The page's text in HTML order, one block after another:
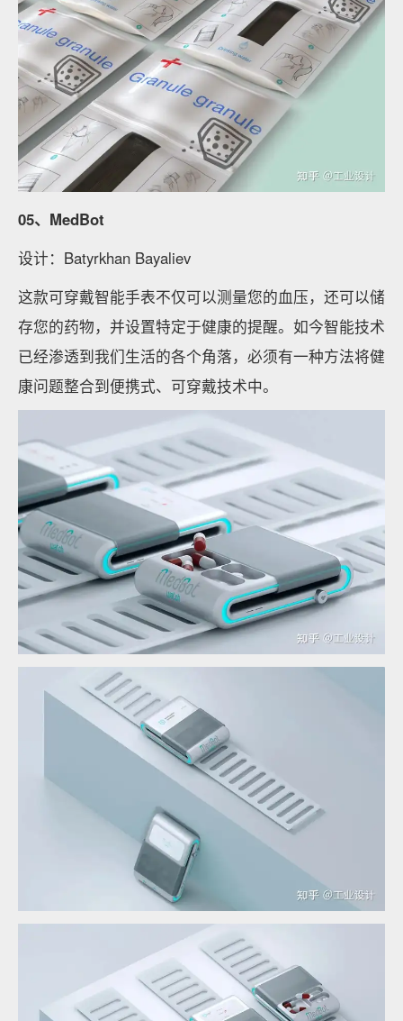
05、MedBot
设计：Batyrkhan Bayaliev
这款可穿戴智能手表不仅可以测量您的血压，还可以储
存您的药物，并设置特定于健康的提醒。如今智能技术
已经渗透到我们生活的各个角落，必须有一种方法将健
康问题整合到便携式、可穿戴技术中。